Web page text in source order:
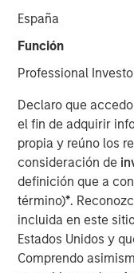
España
Función
Professional
Declaro que
el fin de adquirir
propia y reúno los
consideración de
definición que a
término)*.
incluida en este
Estados Unidos y
Comprendo
this September,
While speculation
Market
were the most
turmoil, yet the
policymakers
real rates until
Despite progress in
and unemployment
inflation’s “last